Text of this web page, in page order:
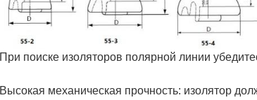
При поиске изоляторов полярной линии
Высокая механическая прочность: изолятор